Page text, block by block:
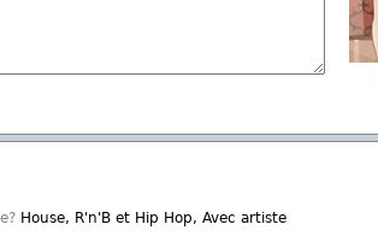
House, R'n'B et Hip Hop, Avec artiste